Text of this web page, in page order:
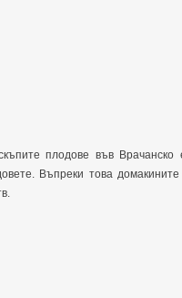
плодове във
Въпреки това